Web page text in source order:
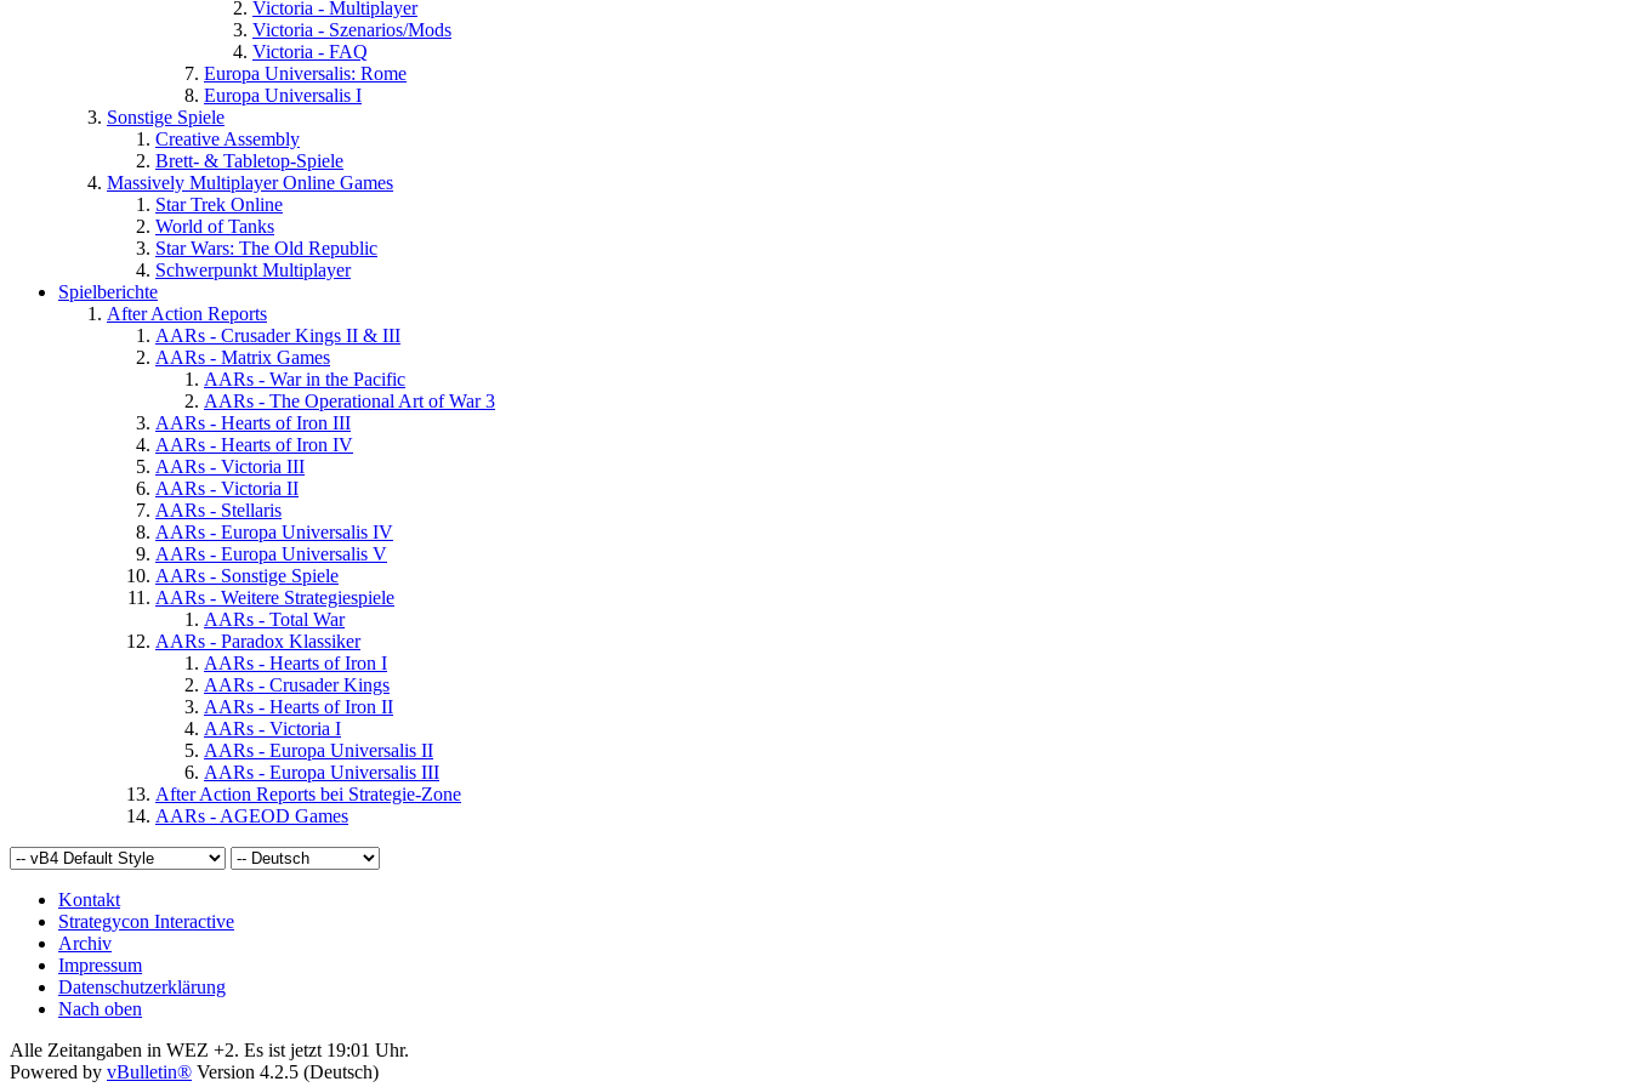
Victoria - Multiplayer
Victoria - Szenarios/Mods
Victoria - FAQ
Europa Universalis: Rome
Europa Universalis I
Sonstige Spiele
Creative Assembly
Brett- & Tabletop-Spiele
Massively Multiplayer Online Games
Star Trek Online
World of Tanks
Star Wars: The Old Republic
Schwerpunkt Multiplayer
Spielberichte
After Action Reports
AARs - Crusader Kings II & III
AARs - Matrix Games
AARs - War in the Pacific
AARs - The Operational Art of War 3
AARs - Hearts of Iron III
AARs - Hearts of Iron IV
AARs - Victoria III
AARs - Victoria II
AARs - Stellaris
AARs - Europa Universalis IV
AARs - Europa Universalis V
AARs - Sonstige Spiele
AARs - Weitere Strategiespiele
AARs - Total War
AARs - Paradox Klassiker
AARs - Hearts of Iron I
AARs - Crusader Kings
AARs - Hearts of Iron II
AARs - Victoria I
AARs - Europa Universalis II
AARs - Europa Universalis III
After Action Reports bei Strategie-Zone
AARs - AGEOD Games
Kontakt
Strategycon Interactive
Archiv
Impressum
Datenschutzerklärung
Nach oben
Alle Zeitangaben in WEZ +2. Es ist jetzt 19:01 Uhr.
Powered by vBulletin® Version 4.2.5 (Deutsch)